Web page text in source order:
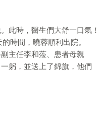
此時，醫生們大舒一口氣！
時間，曉蓉順利出院。
主任李和蒞、患者母親
躬，並送上了錦旗，他們